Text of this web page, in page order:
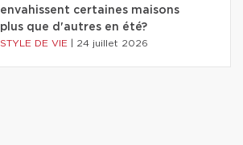
envahissent certaines maisons
plus que d'autres en été?
STYLE DE VIE 24 juillet 2026